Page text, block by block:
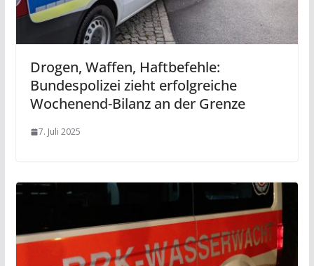
Drogen, Waffen, Haftbefehle:
Bundespolizei zieht erfolgreiche
Wochenend-Bilanz an der Grenze
7. Juli 2025